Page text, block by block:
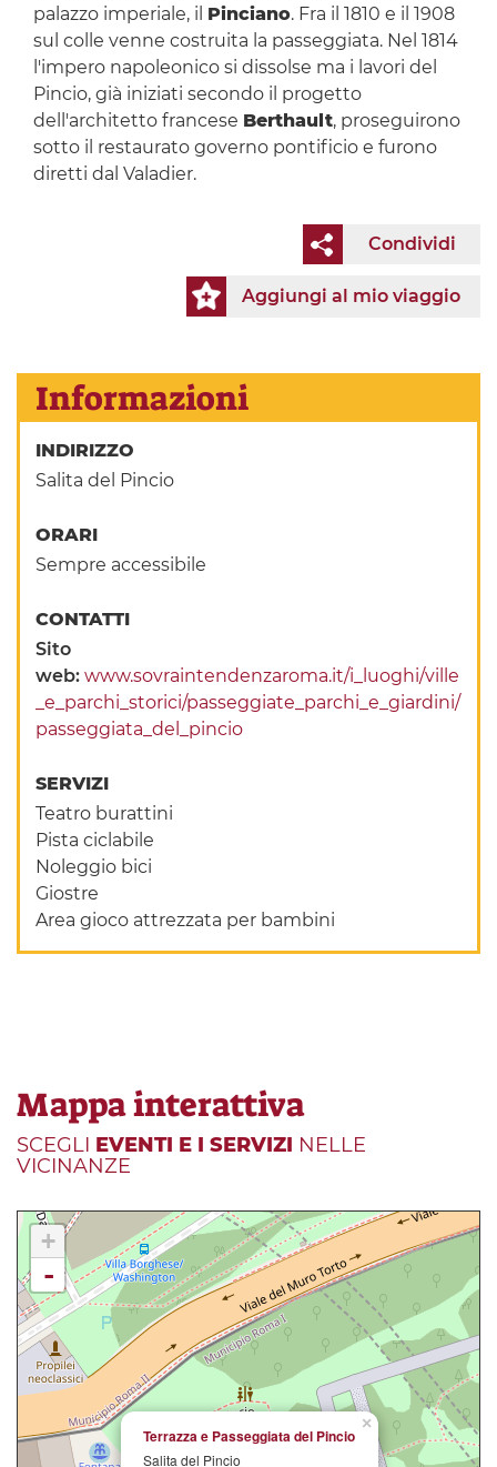
palazzo imperiale, il Pinciano. Fra il 1810 e il 1908
sul colle venne costruita la passeggiata. Nel 1814
l'impero napoleonico si dissolse ma i lavori del
Pincio, già iniziati secondo il progetto
dell'architetto francese Berthault, proseguirono
sotto il restaurato governo pontificio e furono
diretti dal Valadier.
Condividi
Aggiungi al mio viaggio
Informazioni
INDIRIZZO
Salita del Pincio
ORARI
Sempre accessibile
CONTATTI
Sito
web:www.sovraintendenzaroma.it/i_luoghi/ville
_e_parchi_storici/passeggiate_parchi_e_giardini/
passeggiata_del_pincio
SERVIZI
Teatro burattini
Pista ciclabile
Noleggio bici
Giostre
Area gioco attrezzata per bambini
Mappa interattiva
SCEGLI EVENTI E I SERVIZI NELLE
VICINANZE
×
Terrazza e Passeggiata del Pincio
Salita del Pincio
+
-